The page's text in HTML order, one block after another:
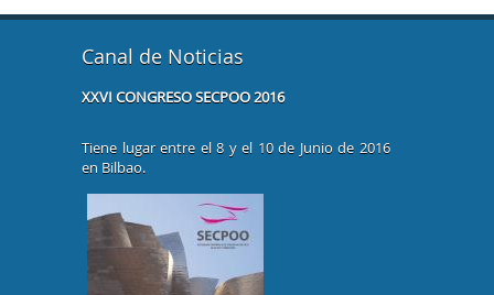
Canal de Noticias
XXVI CONGRESO SECPOO 2016
Tiene lugar entre el 8 y el 10 de Junio de 2016
en Bilbao.